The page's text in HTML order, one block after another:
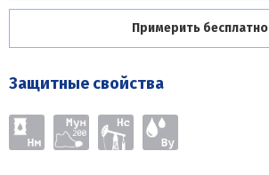
Примерить бесплатно
Защитные свойства